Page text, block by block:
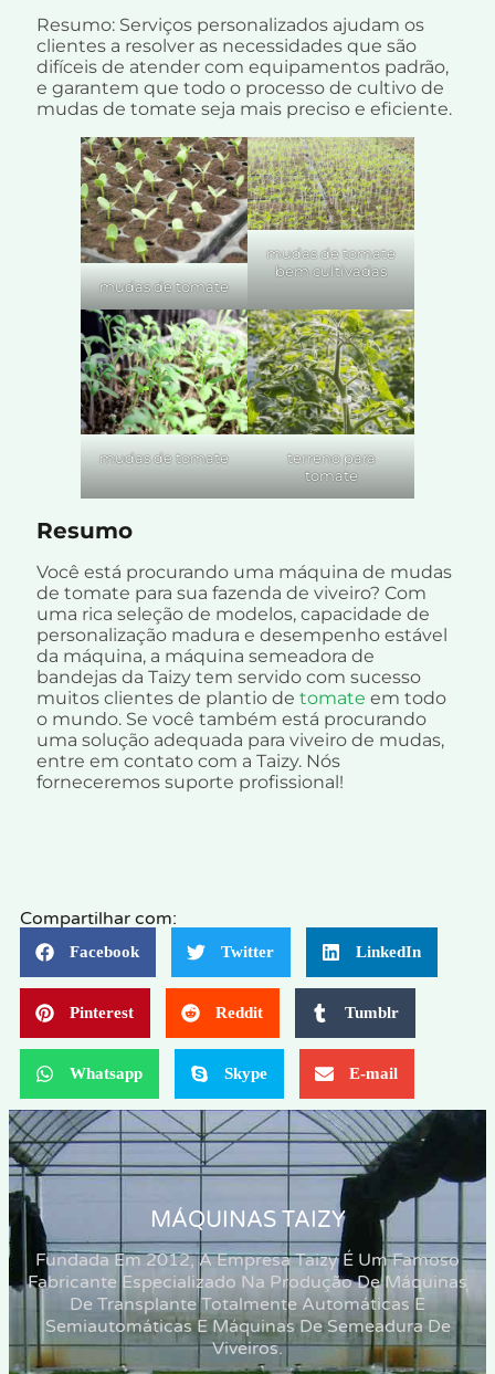
Resumo: Serviços personalizados ajudam os
clientes a resolver as necessidades que são
difíceis de atender com equipamentos padrão,
e garantem que todo o processo de cultivo de
mudas de tomate seja mais preciso e eficiente.
mudas de tomate
mudas de tomate
bem cultivadas
mudas de tomate
terreno para
tomate
Resumo
Você está procurando uma máquina de mudas
de tomate para sua fazenda de viveiro? Com
uma rica seleção de modelos, capacidade de
personalização madura e desempenho estável
da máquina, a máquina semeadora de
bandejas da Taizy tem servido com sucesso
muitos clientes de plantio de tomate em todo
o mundo. Se você também está procurando
uma solução adequada para viveiro de mudas,
entre em contato com a Taizy. Nós
forneceremos suporte profissional!
Compartilhar com:
Facebook Twitter LinkedIn
Pinterest Reddit Tumblr
Whatsapp Skype E-mail
MÁQUINAS TAIZY
Fundada Em 2012, A Empresa Taizy É Um Famoso
Fabricante Especializado Na Produção De Máquinas
De Transplante Totalmente Automáticas E
Semiautomáticas E Máquinas De Semeadura De
Viveiros.